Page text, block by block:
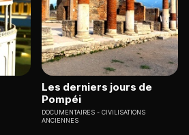
Les derniers jours de
Pompéi
DOCUMENTAIRES
CIVILISATIONS
ANCIENNES